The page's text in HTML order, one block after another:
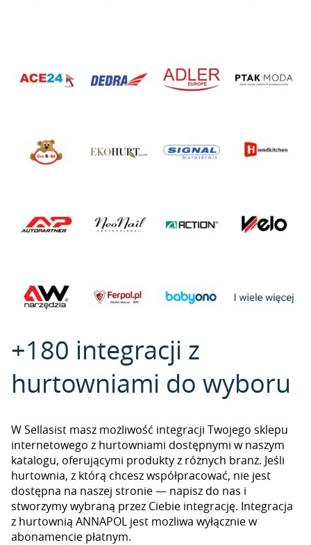
+180 integracji z
hurtowniami do wyboru
W Sellasist masz możliwość integracji Twojego sklepu
internetowego z hurtowniami dostępnymi w naszym
katalogu, oferującymi produkty z różnych branż. Jeśli
hurtownia, z którą chcesz współpracować, nie jest
dostępna na naszej stronie — napisz do nas i
stworzymy wybraną przez Ciebie integrację. Integracja
z hurtownią ANNAPOL jest możliwa wyłącznie w
abonamencie płatnym.